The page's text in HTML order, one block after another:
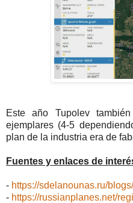
Este año Tupolev
ejemplares (4-5
plan de la industria era de
Fuentes y enlaces de
- https://sdelanounas.ru/
- https://russianplanes.net/